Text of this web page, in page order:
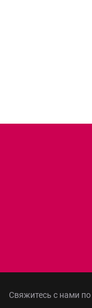
Свяжитесь с нами по